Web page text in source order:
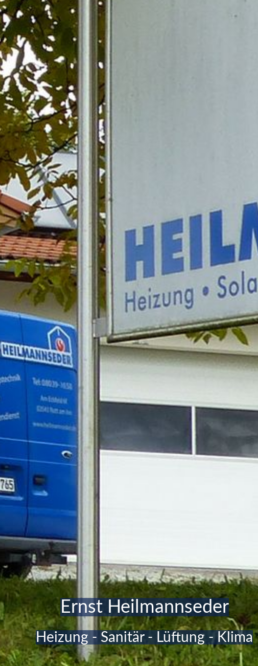
Ernst Heilmannseder
Heizung - Sanitär - Lüftung - Klima